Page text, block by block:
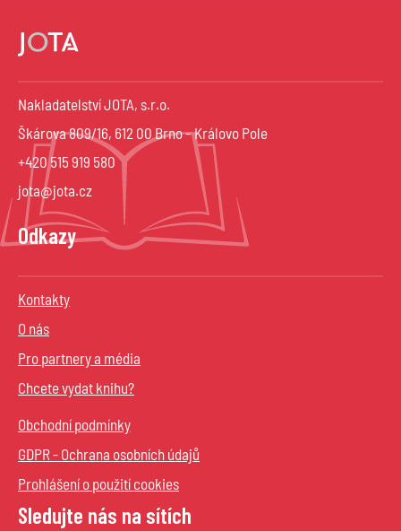
Nakladatelství JOTA, s.r.o.
Škárova 809/16, 612 00 Brno – Královo Pole
+420 515 919 580
jota@jota.cz
Odkazy
Kontakty
O nás
Pro partnery a média
Chcete vydat knihu?
Obchodní podmínky
GDPR - Ochrana osobních údajů
Prohlášení o použití cookies
Sledujte nás na sítích